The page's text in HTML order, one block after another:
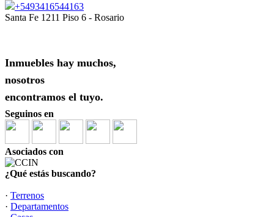
+5493416544163
Santa Fe 1211 Piso 6 - Rosario
Inmuebles hay muchos,
nosotros
encontramos el tuyo.
Seguinos en
Asociados con
¿Qué estás buscando?
· Terrenos
· Departamentos